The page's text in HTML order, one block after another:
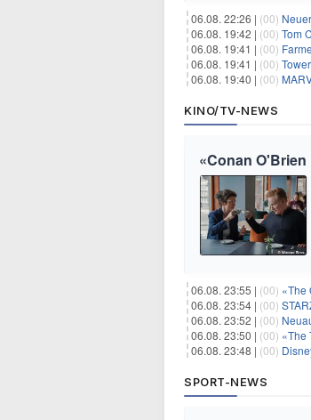
06.08. 22:26 | (00)
06.08. 19:42 | (00) Tom
06.08. 19:41 | (00)
06.08. 19:41 | (00)
06.08. 19:40 | (00)
KINO/TV-NEWS
«Conan
06.08. 23:55 | (00) «The
06.08. 23:54 | (00)
06.08. 23:52 | (00)
06.08. 23:50 | (00) «The
06.08. 23:48 | (00)
SPORT-NEWS